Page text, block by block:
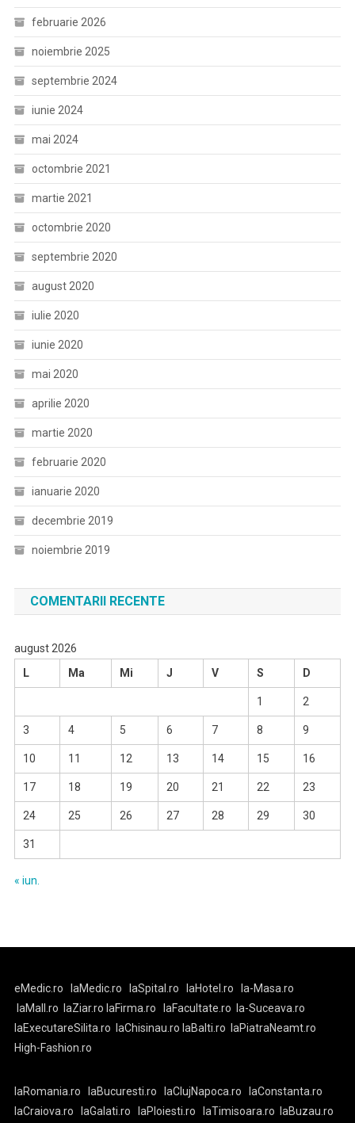
februarie 2026
noiembrie 2025
septembrie 2024
iunie 2024
mai 2024
octombrie 2021
martie 2021
octombrie 2020
septembrie 2020
august 2020
iulie 2020
iunie 2020
mai 2020
aprilie 2020
martie 2020
februarie 2020
ianuarie 2020
decembrie 2019
noiembrie 2019
COMENTARII RECENTE
august 2026
L
Ma Mi J V S D
1 2
3 4 5 6 7 8 9
10 11 12 13 14 15 16
17 18 19 20 21 22 23
24 25 26 27 28 29 30
31
« iun.
eMedic.ro laMedic.ro laSpital.ro laHotel.ro
la-Masa.ro
laMall.ro
laZiar.ro laFirma.ro laFacultate.ro
la-Suceava.ro
laExecutareSilita.ro
laChisinau.ro laBalti.ro
laPiatraNeamt.ro
High-Fashion.ro
laRomania.ro laBucuresti.ro laClujNapoca.ro
laConstanta.ro
laCraiova.ro
laGalati.ro laPloiesti.ro laTimisoara.ro laBuzau.ro